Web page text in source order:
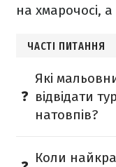
на хмарочосі,
ЧАСТІ ПИТАННЯ
Які
відвідати
натовпів?
Коли